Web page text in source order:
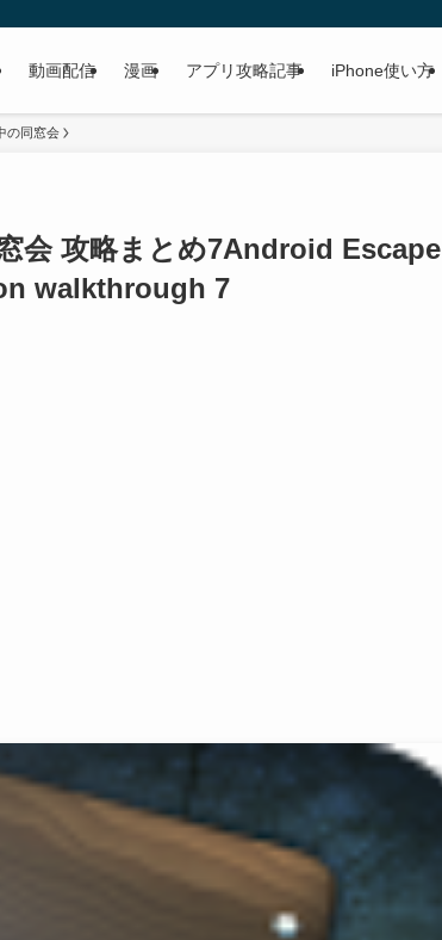
動画配信 漫画 アプリ攻略記事 iPhone使い方
の同窓会
会 攻略まとめ7Android Escape
walkthrough 7